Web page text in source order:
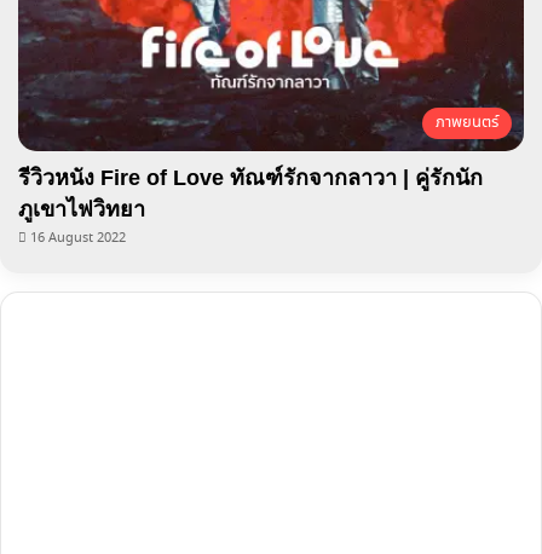
ภาพยนตร์
รีวิวหนัง Fire of Love ทัณฑ์รักจากลาวา | คู่รักนัก
ภูเขาไฟวิทยา
16 August 2022